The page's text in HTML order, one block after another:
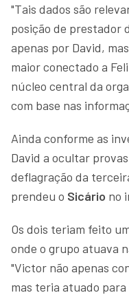
"Tais dados são
posição de prestador
apenas por David,
maior conectado a
núcleo central da
com base nas
Ainda conforme as
David a ocultar
deflagração da
prendeu o Sicário no
Os dois teriam feito
onde o grupo atuava
"Victor não apenas
mas teria atuado